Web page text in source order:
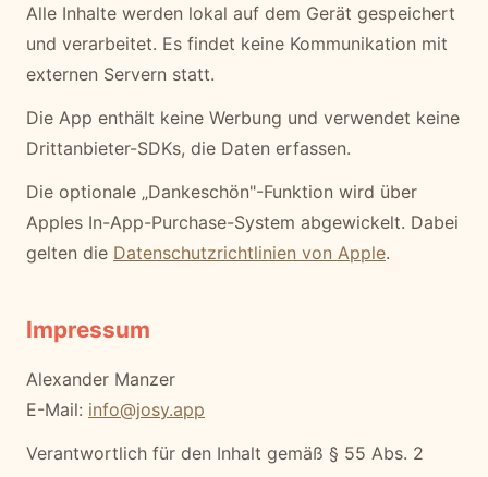
Alle Inhalte werden lokal auf dem Gerät gespeichert
und verarbeitet. Es findet keine Kommunikation mit
externen Servern statt.
Die App enthält keine Werbung und verwendet keine
Drittanbieter-SDKs, die Daten erfassen.
Die optionale „Dankeschön"-Funktion wird über
Apples In-App-Purchase-System abgewickelt. Dabei
gelten die Datenschutzrichtlinien von Apple.
Impressum
Alexander Manzer
E-Mail: info@josy.app
Verantwortlich für den Inhalt gemäß § 55 Abs. 2